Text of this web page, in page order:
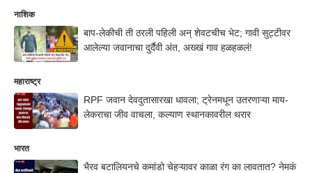
नाशिक
बाप-लेकीची ती ठरली पहिली अन् शेवटचीच भेट; गावी सुट्टीवर
आलेल्या जवानाचा दुर्दैवी अंत, अख्खं गाव हळहळलं!
महाराष्ट्र
RPF जवान देवदुतासारखा धावला; ट्रेनमधून उतरणाऱ्या माय-
लेकराचा जीव वाचला, कल्याण स्थानकावरील थरार
भारत
भैरव बटालियनचे कमांडो चेहऱ्यावर काळा रंग का लावतात? नेमकं